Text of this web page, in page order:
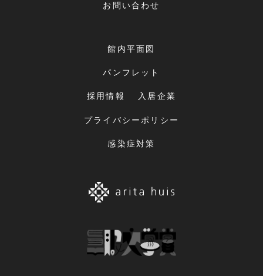
お問い合わせ
館内平面図
パンフレット
採用情報 入居企業
プライバシーポリシー
感染症対策